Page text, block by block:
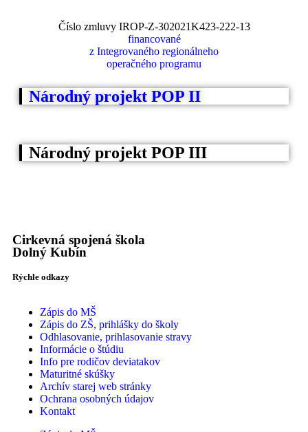
Číslo zmluvy IROP-Z-302021K423-222-13
financované
z Integrovaného regionálneho
operačného programu
Národný projekt POP II
Národný projekt POP III
Cirkevná spojená škola
Dolný Kubín
Rýchle odkazy
Zápis do MŠ
Zápis do ZŠ, prihlášky do školy
Odhlasovanie, prihlasovanie stravy
Informácie o štúdiu
Info pre rodičov deviatakov
Maturitné skúšky
Archív starej web stránky
Ochrana osobných údajov
Kontakt